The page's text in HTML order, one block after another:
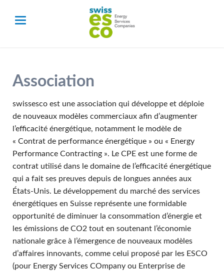
Association
swissesco est une association qui développe et déploie
de nouveaux modèles commerciaux afin d’augmenter
l’efficacité énergétique, notamment le modèle de
« Contrat de performance énergétique » ou « Energy
Performance Contracting ». Le CPE est une forme de
contrat utilisé dans le domaine de l’efficacité énergétique
qui a fait ses preuves depuis de longues années aux
États-Unis. Le développement du marché des services
énergétiques en Suisse représente une formidable
opportunité de diminuer la consommation d’énergie et
les émissions de CO2 tout en soutenant l’économie
nationale grâce à l’émergence de nouveaux modèles
d’affaires innovants, comme celui proposé par les ESCO
(pour Energy Services COmpany ou Enterprise de